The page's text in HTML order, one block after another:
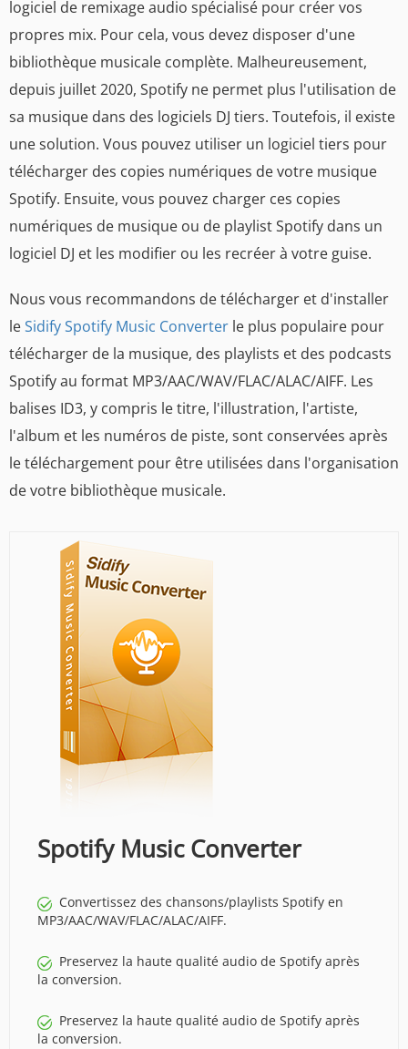
logiciel de remixage audio spécialisé pour créer vos
propres mix. Pour cela, vous devez disposer d'une
bibliothèque musicale complète. Malheureusement,
depuis juillet 2020, Spotify ne permet plus l'utilisation de
sa musique dans des logiciels DJ tiers. Toutefois, il existe
une solution. Vous pouvez utiliser un logiciel tiers pour
télécharger des copies numériques de votre musique
Spotify. Ensuite, vous pouvez charger ces copies
numériques de musique ou de playlist Spotify dans un
logiciel DJ et les modifier ou les recréer à votre guise.
Nous vous recommandons de télécharger et d'installer
leSidify Spotify Music Converter le plus populaire pour
télécharger de la musique, des playlists et des podcasts
Spotify au format MP3/AAC/WAV/FLAC/ALAC/AIFF. Les
balises ID3, y compris le titre, l'illustration, l'artiste,
l'album et les numéros de piste, sont conservées après
le téléchargement pour être utilisées dans l'organisation
de votre bibliothèque musicale.
Spotify Music Converter
Convertissez des chansons/playlists Spotify en
MP3/AAC/WAV/FLAC/ALAC/AIFF.
Preservez la haute qualité audio de Spotify après
la conversion.
Preservez la haute qualité audio de Spotify après
la conversion.